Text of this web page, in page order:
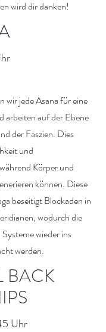
wird dir danken!
wir jede Asana für eine
arbeiten auf der Ebene
der Faszien. Dies
und
Körper und
können. Diese
beseitigt Blockaden in
wodurch die
wieder ins
werden.
BACK
Uhr